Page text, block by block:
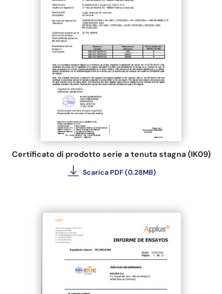
Certificato di prodotto serie a tenuta stagna (IK09)
Scarica PDF (0.28MB)